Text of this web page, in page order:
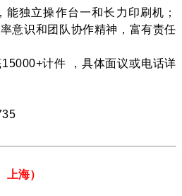
独立操作台一和长力印刷机；
意识和团队协作精神，富有责任
计件 ，具体面议或电话详
上海）